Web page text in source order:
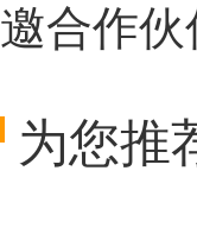
邀合作伙
为您推